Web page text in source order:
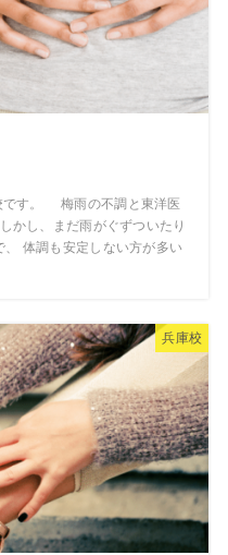
です。 梅雨の不調と東洋医
かし、まだ雨がぐずついたり
体調も安定しない方が多い
兵庫校